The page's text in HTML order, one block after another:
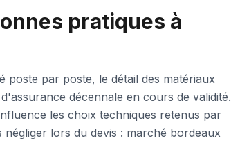
pratiques à
poste par poste, le détail des matériaux
décennale en cours de validité.
les choix techniques retenus par
lors du devis : marché bordeaux